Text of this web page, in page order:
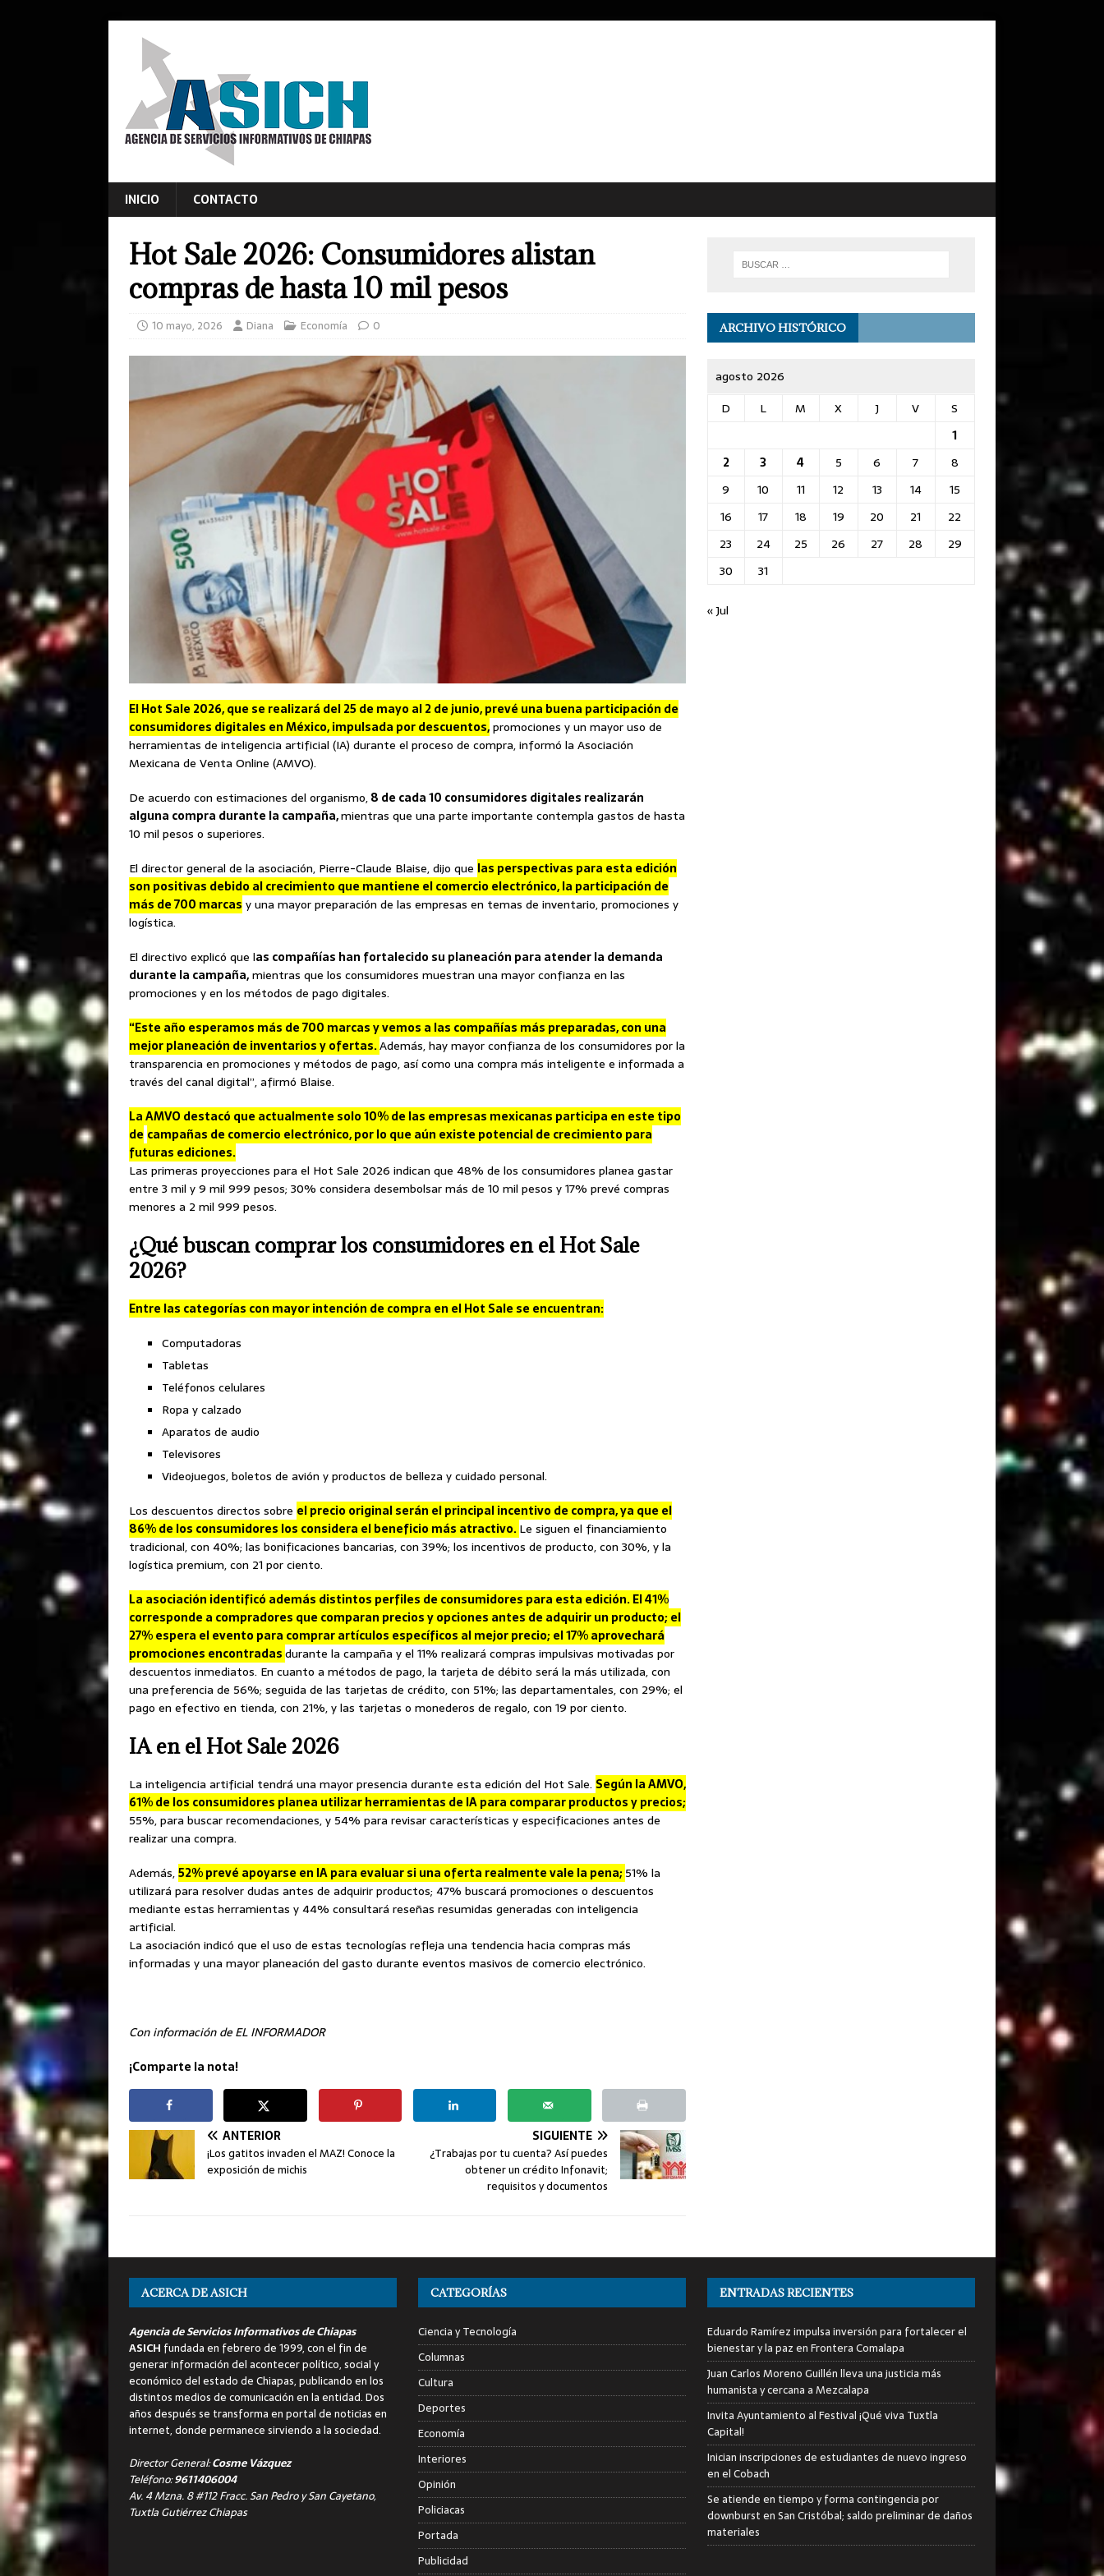
INICIO CONTACTO
Hot Sale 2026: Consumidores alistan
compras de hasta 10 mil pesos
10 mayo, 2026 Diana Economía 0
El Hot Sale 2026, que se realizará del 25 de mayo al 2 de junio, prevé una buena participación de
consumidores digitales en México, impulsada por descuentos,promociones y un mayor uso de
herramientas de inteligencia artificial (IA) durante el proceso de compra, informó la Asociación
Mexicana de Venta Online (AMVO).
De acuerdo con estimaciones del organismo,8 de cada 10 consumidores digitales realizarán
alguna compra durante la campaña,mientras que una parte importante contempla gastos de hasta
10 mil pesos o superiores.
El director general de la asociación, Pierre-Claude Blaise, dijo que las perspectivas para esta edición
son positivas debido al crecimiento que mantiene el comercio electrónico, la participación de
más de 700 marcas y una mayor preparación de las empresas en temas de inventario, promociones y
logística.
El directivo explicó que las compañías han fortalecido su planeación para atender la demanda
durante la campaña,mientras que los consumidores muestran una mayor confianza en las
promociones y en los métodos de pago digitales.
“Este año esperamos más de 700 marcas y vemos a las compañías más preparadas, con una
mejor planeación de inventarios y ofertas.Además, hay mayor confianza de los consumidores por la
transparencia en promociones y métodos de pago, así como una compra más inteligente e informada a
través del canal digital”, afirmó Blaise.
La AMVO destacó que actualmente solo 10% de las empresas mexicanas participa en este tipo
de campañas de comercio electrónico, por lo que aún existe potencial de crecimiento para
futuras ediciones.
Las primeras proyecciones para el Hot Sale 2026 indican que 48% de los consumidores planea gastar
entre 3 mil y 9 mil 999 pesos; 30% considera desembolsar más de 10 mil pesos y 17% prevé compras
menores a 2 mil 999 pesos.
¿Qué buscan comprar los consumidores en el Hot Sale
2026?
Entre las categorías con mayor intención de compra en el Hot Sale se encuentran:
Computadoras
Tabletas
Teléfonos celulares
Ropa y calzado
Aparatos de audio
Televisores
Videojuegos, boletos de avión y productos de belleza y cuidado personal.
Los descuentos directos sobre el precio original serán el principal incentivo de compra, ya que el
86% de los consumidores los considera el beneficio más atractivo.Le siguen el financiamiento
tradicional, con 40%; las bonificaciones bancarias, con 39%; los incentivos de producto, con 30%, y la
logística premium, con 21 por ciento.
La asociación identificó además distintos perfiles de consumidores para esta edición. El 41%
corresponde a compradores que comparan precios y opciones antes de adquirir un producto; el
27% espera el evento para comprar artículos específicos al mejor precio; el 17% aprovechará
promociones encontradasdurante la campaña y el 11% realizará compras impulsivas motivadas por
descuentos inmediatos. En cuanto a métodos de pago, la tarjeta de débito será la más utilizada, con
una preferencia de 56%; seguida de las tarjetas de crédito, con 51%; las departamentales, con 29%; el
pago en efectivo en tienda, con 21%, y las tarjetas o monederos de regalo, con 19 por ciento.
IA en el Hot Sale 2026
La inteligencia artificial tendrá una mayor presencia durante esta edición del Hot Sale. Según la AMVO,
61% de los consumidores planea utilizar herramientas de IA para comparar productos y precios;
55%, para buscar recomendaciones, y 54% para revisar características y especificaciones antes de
realizar una compra.
Además,52% prevé apoyarse en IA para evaluar si una oferta realmente vale la pena;51% la
utilizará para resolver dudas antes de adquirir productos; 47% buscará promociones o descuentos
mediante estas herramientas y 44% consultará reseñas resumidas generadas con inteligencia
artificial.
La asociación indicó que el uso de estas tecnologías refleja una tendencia hacia compras más
informadas y una mayor planeación del gasto durante eventos masivos de comercio electrónico.
Con información de EL INFORMADOR
¡Comparte la nota!
ANTERIOR
¡Los gatitos invaden el MAZ! Conoce la
exposición de michis
SIGUIENTE
¿Trabajas por tu cuenta? Así puedes
obtener un crédito Infonavit;
requisitos y documentos
ARCHIVO HISTÓRICO
agosto 2026
D
L M X J V
S
1
2
3 4 5 6 7
8
9
10 11 12 13 14
15
16
17 18 19 20 21
22
23
24 25 26 27 28
29
30
31
« Jul
ACERCA DE ASICH
Agencia de Servicios Informativos de Chiapas
ASICH fundada en febrero de 1999, con el fin de
generar información del acontecer político, social y
económico del estado de Chiapas, publicando en los
distintos medios de comunicación en la entidad. Dos
años después se transforma en portal de noticias en
internet, donde permanece sirviendo a la sociedad.
Director General:Cosme Vázquez
Teléfono:9611406004
Av. 4 Mzna. 8 #112 Fracc. San Pedro y San Cayetano,
Tuxtla Gutiérrez Chiapas
CATEGORÍAS
Ciencia y Tecnología
Columnas
Cultura
Deportes
Economía
Interiores
Opinión
Policiacas
Portada
Publicidad
ENTRADAS RECIENTES
Eduardo Ramírez impulsa inversión para fortalecer el
bienestar y la paz en Frontera Comalapa
Juan Carlos Moreno Guillén lleva una justicia más
humanista y cercana a Mezcalapa
Invita Ayuntamiento al Festival ¡Qué viva Tuxtla
Capital!
Inician inscripciones de estudiantes de nuevo ingreso
en el Cobach
Se atiende en tiempo y forma contingencia por
downburst en San Cristóbal; saldo preliminar de daños
materiales